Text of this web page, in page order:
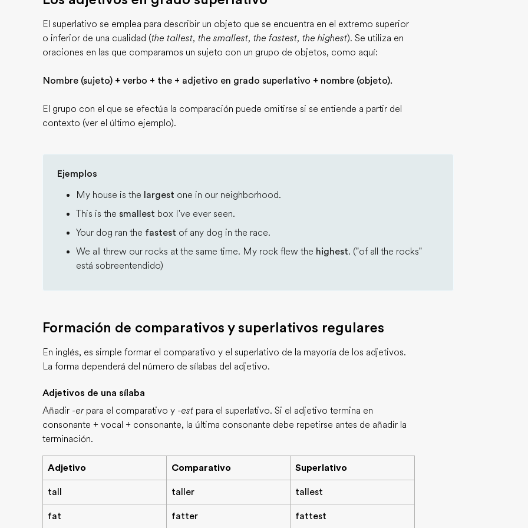
El superlativo se emplea para describir un objeto que se encuentra en el extremo superior
o inferior de una cualidad (the tallest, the smallest, the fastest, the highest). Se utiliza en
oraciones en las que comparamos un sujeto con un grupo de objetos, como aquí:
Nombre (sujeto) + verbo + the + adjetivo en grado superlativo + nombre (objeto).
El grupo con el que se efectúa la comparación puede omitirse si se entiende a partir del
contexto (ver el último ejemplo).
Ejemplos
My house is the largest one in our neighborhood.
This is the smallest box I've ever seen.
Your dog ran the fastest of any dog in the race.
We all threw our rocks at the same time. My rock flew the highest. ("of all the rocks"
está sobreentendido)
Formación de comparativos y superlativos regulares
En inglés, es simple formar el comparativo y el superlativo de la mayoría de los adjetivos.
La forma dependerá del número de sílabas del adjetivo.
Adjetivos de una sílaba
Añadir -erpara el comparativo y -est para el superlativo. Si el adjetivo termina en
consonante + vocal + consonante, la última consonante debe repetirse antes de añadir la
terminación.
Adjetivo Comparativo Superlativo
tall taller tallest
fat fatter fattest